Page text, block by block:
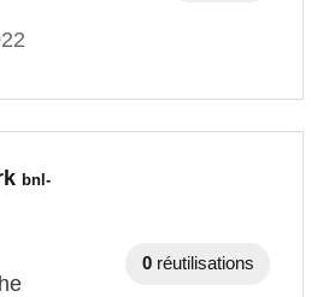
bnl-
0 réutilisations